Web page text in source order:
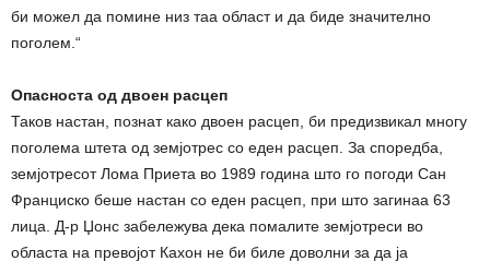
би можел да помине низ таа област и да биде значително
поголем.“
Опасноста од двоен расцеп
Таков настан, познат како двоен расцеп, би предизвикал многу
поголема штета од земјотрес со еден расцеп. За споредба,
земјотресот Лома Приета во 1989 година што го погоди Сан
Франциско беше настан со еден расцеп, при што загинаа 63
лица. Д-р Џонс забележува дека помалите земјотреси во
областа на превојот Кахон не би биле доволни за да ја